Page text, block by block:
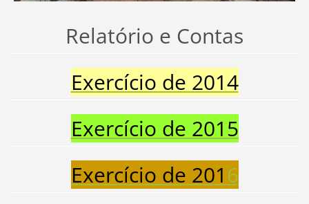
Relatório e Contas
Exercício de 2014
Exercício de 2015
Exercício de 2016